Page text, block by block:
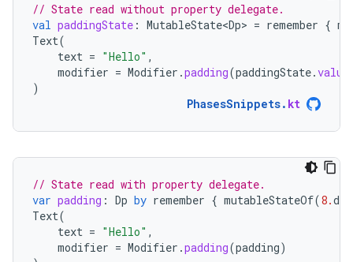
// State read without property delegate.
val paddingState : MutableState<Dp> = remember {
Text(
text = "Hello" ,
modifier = Modifier .padding(paddingState.value
)
PhasesSnippets. kt
// State read with property delegate.
var padding : Dp by remember { mutableStateOf(8.dp
Text(
text = "Hello" ,
modifier = Modifier .padding(padding)